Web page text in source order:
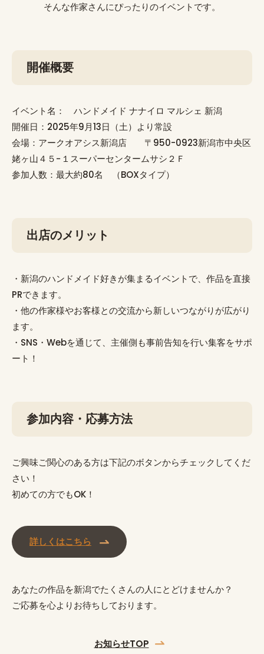
そんな作家さんにぴったりのイベントです。
開催概要
イベント名： ハンドメイド ナナイロ マルシェ 新潟
開催日：2025年9月13日（土）より常設
会場：アークオアシス新潟店 〒950-0923新潟市中央区
姥ヶ山４５−１スーパーセンタームサシ２Ｆ
参加人数：最大約80名 （BOXタイプ）
出店のメリット
・新潟のハンドメイド好きが集まるイベントで、作品を直接
PRできます。
・他の作家様やお客様との交流から新しいつながりが広がり
ます。
・SNS・Webを通じて、主催側も事前告知を行い集客をサポ
ート！
参加内容・応募方法
ご興味ご関心のある方は下記のボタンからチェックしてくだ
さい！
初めての方でもOK！
詳しくはこちら
あなたの作品を新潟でたくさんの人にとどけませんか？
ご応募を心よりお待ちしております。
お知らせTOP